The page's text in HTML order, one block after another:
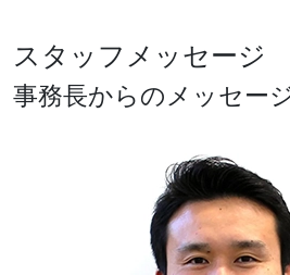
スタッフメッセージ
事務長からのメッセー